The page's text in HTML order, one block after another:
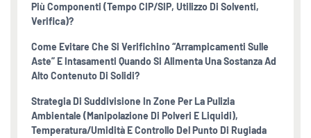
Più Componenti (tempo CIP/SIP, Utilizzo Di Solventi,
Verifica)?
Come Evitare Che Si Verifichino “arrampicamenti Sulle
Aste” E Intasamenti Quando Si Alimenta Una Sostanza Ad
Alto Contenuto Di Solidi?
Strategia Di Suddivisione In Zone Per La Pulizia
Ambientale (manipolazione Di Polveri E Liquidi),
Temperatura/umidità E Controllo Del Punto Di Rugiada